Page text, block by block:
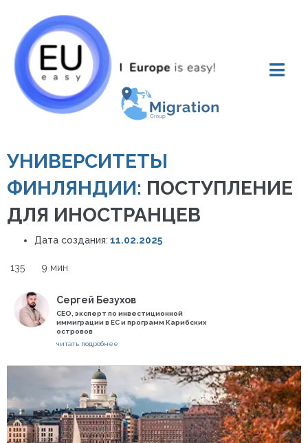
УНИВЕРСИТЕТЫ
ФИНЛЯНДИИ: ПОСТУПЛЕНИЕ
ДЛЯ ИНОСТРАНЦЕВ
Дата создания: 11.02.2025
135 9 мин
Сергей Безухов
СЕО, эксперт по инвестиционной
иммиграции в ЕС и программ Карибских
островов
читать подробнее